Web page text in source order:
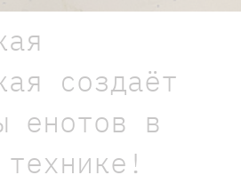
создаёт
енотов в